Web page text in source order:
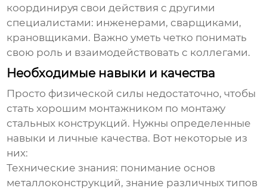
координируя свои действия с другими
специалистами: инженерами, сварщиками,
крановщиками. Важно уметь четко понимать
свою роль и взаимодействовать с коллегами.
Необходимые навыки и качества
Просто физической силы недостаточно, чтобы
стать хорошим монтажником по монтажу
стальных конструкций. Нужны определенные
навыки и личные качества. Вот некоторые из
них:
Технические знания: понимание основ
металлоконструкций, знание различных типов